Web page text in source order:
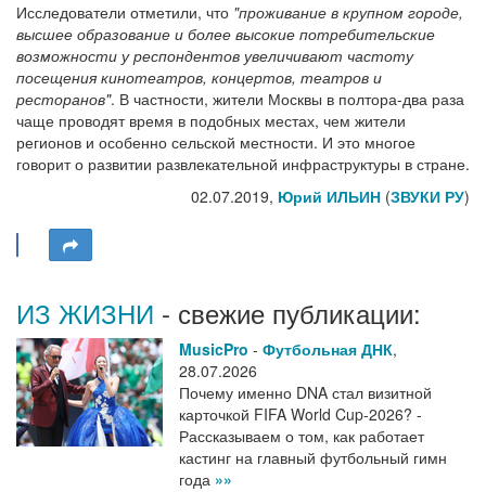
Исследователи отметили, что "проживание в крупном городе,
высшее образование и более высокие потребительские
возможности у респондентов увеличивают частоту
посещения кинотеатров, концертов, театров и
ресторанов". В частности, жители Москвы в полтора-два раза
чаще проводят время в подобных местах, чем жители
регионов и особенно сельской местности. И это многое
говорит о развитии развлекательной инфраструктуры в стране.
02.07.2019, Юрий ИЛЬИН (ЗВУКИ РУ)
ИЗ ЖИЗНИ - свежие публикации:
MusicPro - Футбольная ДНК,
28.07.2026
Почему именно DNA стал визитной
карточкой FIFA World Cup-2026? -
Рассказываем о том, как работает
кастинг на главный футбольный гимн
года »»